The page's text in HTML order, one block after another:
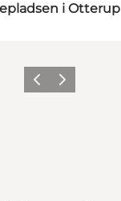
i Otterup
Forrige billede
Næste billede